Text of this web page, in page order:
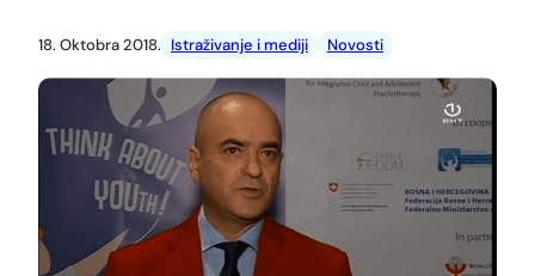
18. Oktobra 2018. Istraživanje i mediji Novosti